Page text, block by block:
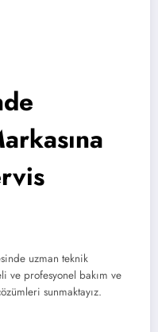
uzman teknik
ve profesyonel bakım ve
sunmaktayız.